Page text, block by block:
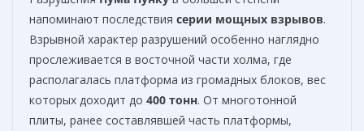
напоминают последствия серии мощных взрывов.
Взрывной характер разрушений особенно наглядно
прослеживается в восточной части холма, где
располагалась платформа из громадных блоков, вес
которых доходит до 400 тонн. От многотонной
плиты, ранее составлявшей часть платформы,